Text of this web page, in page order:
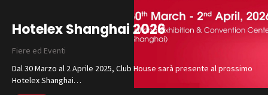
Hotelex Shanghai 2026
Fiere ed Eventi
Dal 30 Marzo al 2 Aprile 2025, Club House sarà presente al prossimo
Hotelex Shanghai…